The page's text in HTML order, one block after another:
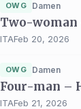
OWG Damen
Two-woman
ITAFeb 20, 2026
OWG Damen
Four-man –
ITAFeb 21, 2026